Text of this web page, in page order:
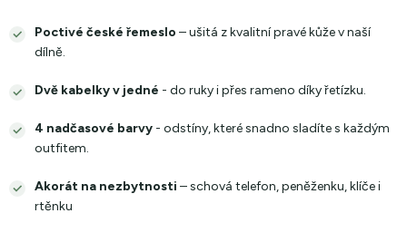
Poctivé české řemeslo – ušitá z kvalitní pravé kůže v naší
dílně.
Dvě kabelky v jedné - do ruky i přes rameno díky řetízku.
4 nadčasové barvy - odstíny, které snadno sladíte s každým
outfitem.
Akorát na nezbytnosti – schová telefon, peněženku, klíče i
rtěnku